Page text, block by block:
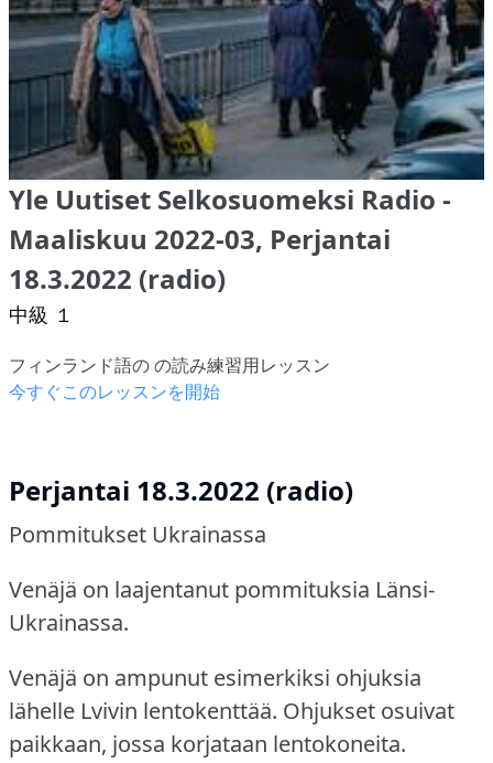
Yle Uutiset Selkosuomeksi Radio -
Maaliskuu 2022-03, Perjantai
18.3.2022 (radio)
中級 １
フィンランド語の の読み練習用レッスン
今すぐこのレッスンを開始
Perjantai 18.3.2022 (radio)
Pommitukset Ukrainassa
Venäjä on laajentanut pommituksia Länsi-
Ukrainassa.
Venäjä on ampunut esimerkiksi ohjuksia
lähelle Lvivin lentokenttää. Ohjukset osuivat
paikkaan, jossa korjataan lentokoneita.